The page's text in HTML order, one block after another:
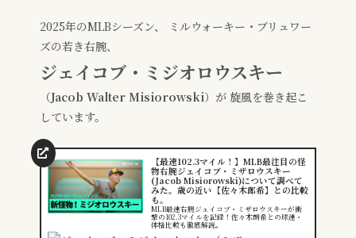
2025年のMLBシーズン、 ミルウォーキー・ブリュワー
ズの若き右腕、
ジェイコブ・ミジオロウスキー
（Jacob Walter Misiorowski）が 旋風を巻き起こ
しています。
【最速102.3マイル！】MLB最注目の怪
物右腕ジェイコブ・ミザロウスキー
(Jacob Misiorowski)について調べて
みた。歳の近い【佐々木郎希】との比較
も。
MLB最速右腕ジェイコブ・ミザロウスキーが衝
撃の102.3マイルを記録！佐々木朗希との球速・
体格比較も徹底解説。